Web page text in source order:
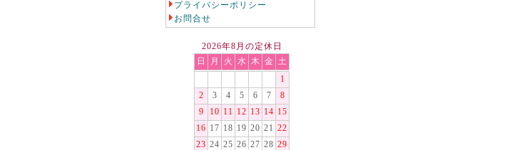
プライバシーポリシー
お問合せ
2026年8月の定休日
日
月 火 水 木 金
土
1
2
3 4 5 6 7
8
9
10 11 12 13 14 15
16 17 18 19 20 21 22
23 24 25 26 27 28 29